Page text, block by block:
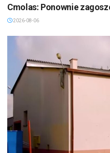
Cmolas: Ponownie
2026-08-06